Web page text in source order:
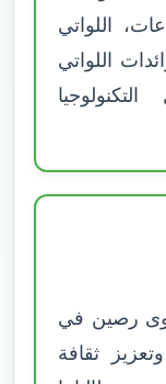
اللواتي
اللواتي
رصين في
ثقافة